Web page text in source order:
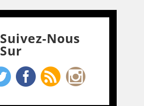
Suivez-Nous
Sur